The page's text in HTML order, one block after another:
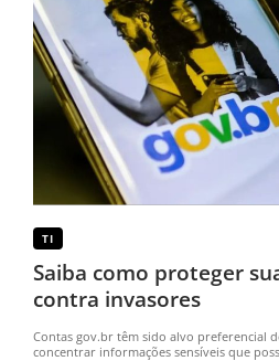
TI
Saiba como proteger
contra invasores
Contas gov.br têm sido alvo preferencial
concentrar informações sensíveis que